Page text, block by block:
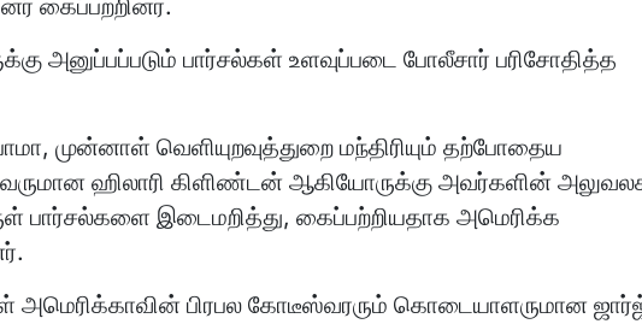
கைப்பற்றினர்.
அனுப்பப்படும் பார்சல்கள் உளவுப்படை போலீசார் பரிசோதித்த
முன்னாள் வெளியுறவுத்துறை மந்திரியும் தற்போதைய
ஹிலாரி கிளிண்டன் ஆகியோருக்கு அவர்களின்
பார்சல்களை இடைமறித்து, கைப்பற்றியதாக அமெரிக்க
அமெரிக்காவின் பிரபல கோடீஸ்வரரும் கொடையாளருமான